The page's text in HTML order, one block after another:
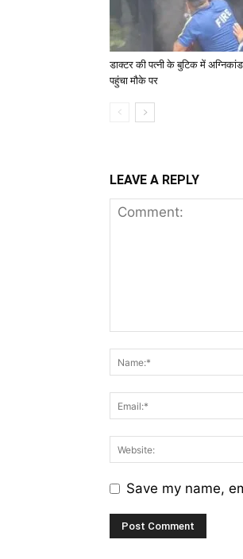
डाक्टर की पत्नी के बुटिक में
पहुंचा मौके पर
LEAVE A REPLY
Save my name,